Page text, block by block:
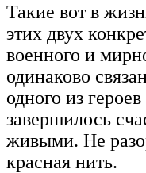
Такие вот в
этих двух
военного и
одинаково
одного из
завершилось
живыми. Не
красная нить.